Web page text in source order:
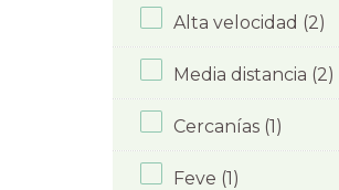
Alta velocidad (2)
Media distancia (2)
Cercanías (1)
Feve (1)